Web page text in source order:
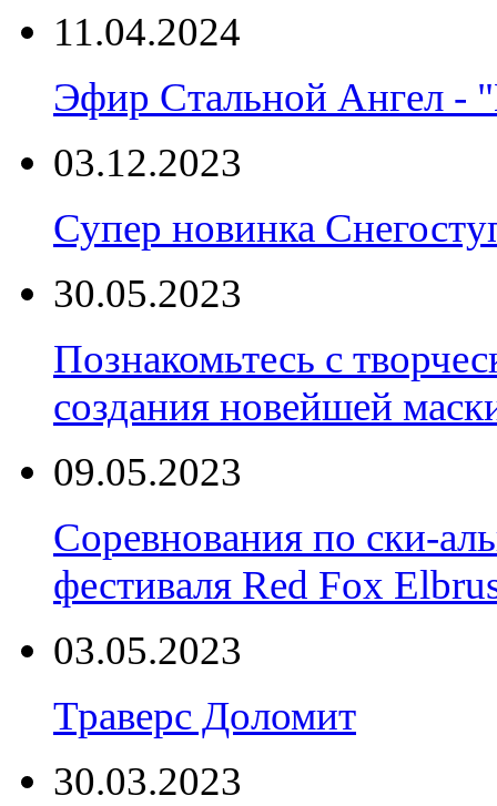
11.04.2024
Эфир Стальной Ангел -
03.12.2023
Супер новинка
30.05.2023
Познакомьтесь с
создания новейшей
09.05.2023
Соревнования по ски-
фестиваля Red Fox
03.05.2023
Траверс Доломит
30.03.2023